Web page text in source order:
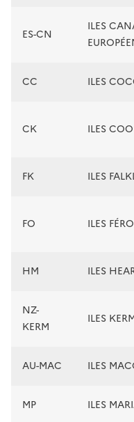
ES-CN
ILES
CC ILES
CK ILES
FK ILES
FO ILES
HM ILES
NZ-
KERM
ILES
AU-MAC ILES
MP ILES